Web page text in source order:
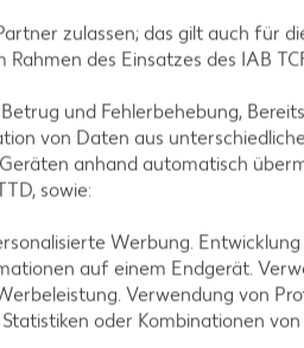
nicht
den Tisch –
oder das
Weniger
verzichten?
einfach es ist,
kochen – mit
zulassen; das gilt auch für
des Einsatzes des IAB
und Fehlerbehebung,
von Daten aus
anhand automatisch
sowie:
Werbung. Entwicklung
auf einem Endgerät.
Verwendung von
oder Kombinationen